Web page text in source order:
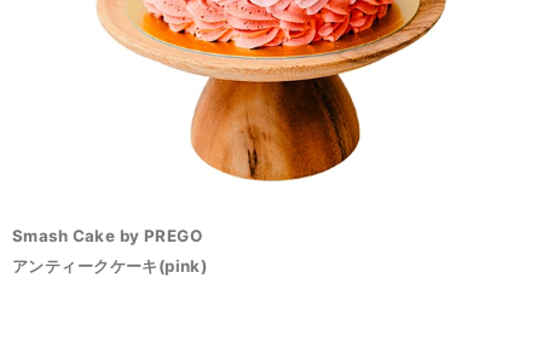
Smash Cake by PREGO
アンティークケーキ(pink)